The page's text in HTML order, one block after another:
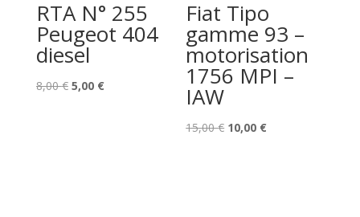
RTA N° 255
Peugeot 404
diesel
8,00€ Le
5,00 €Le
Fiat Tipo
gamme 93 –
motorisation
1756 MPI –
IAW
15,00€ Le
10,00 €Le